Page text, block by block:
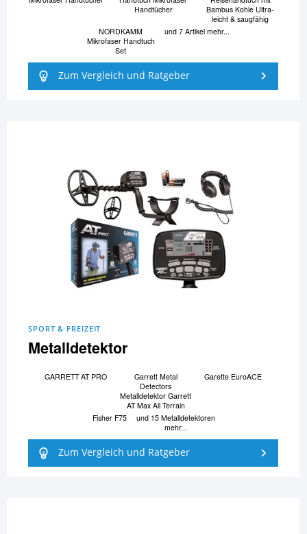
Handtücher
Bambus Kohle Ultra-
leicht & saugfähig
NORDKAMM
Mikrofaser Handtuch
Set
und 7 Artikel mehr...
Zum Vergleich und Ratgeber
SPORT & FREIZEIT
Metalldetektor
GARRETT AT PRO
Garrett Metal
Detectors
Metalldetektor Garrett
AT Max All Terrain
Garette EuroACE
Fisher F75
und 15 Metalldetektoren
mehr...
Zum Vergleich und Ratgeber